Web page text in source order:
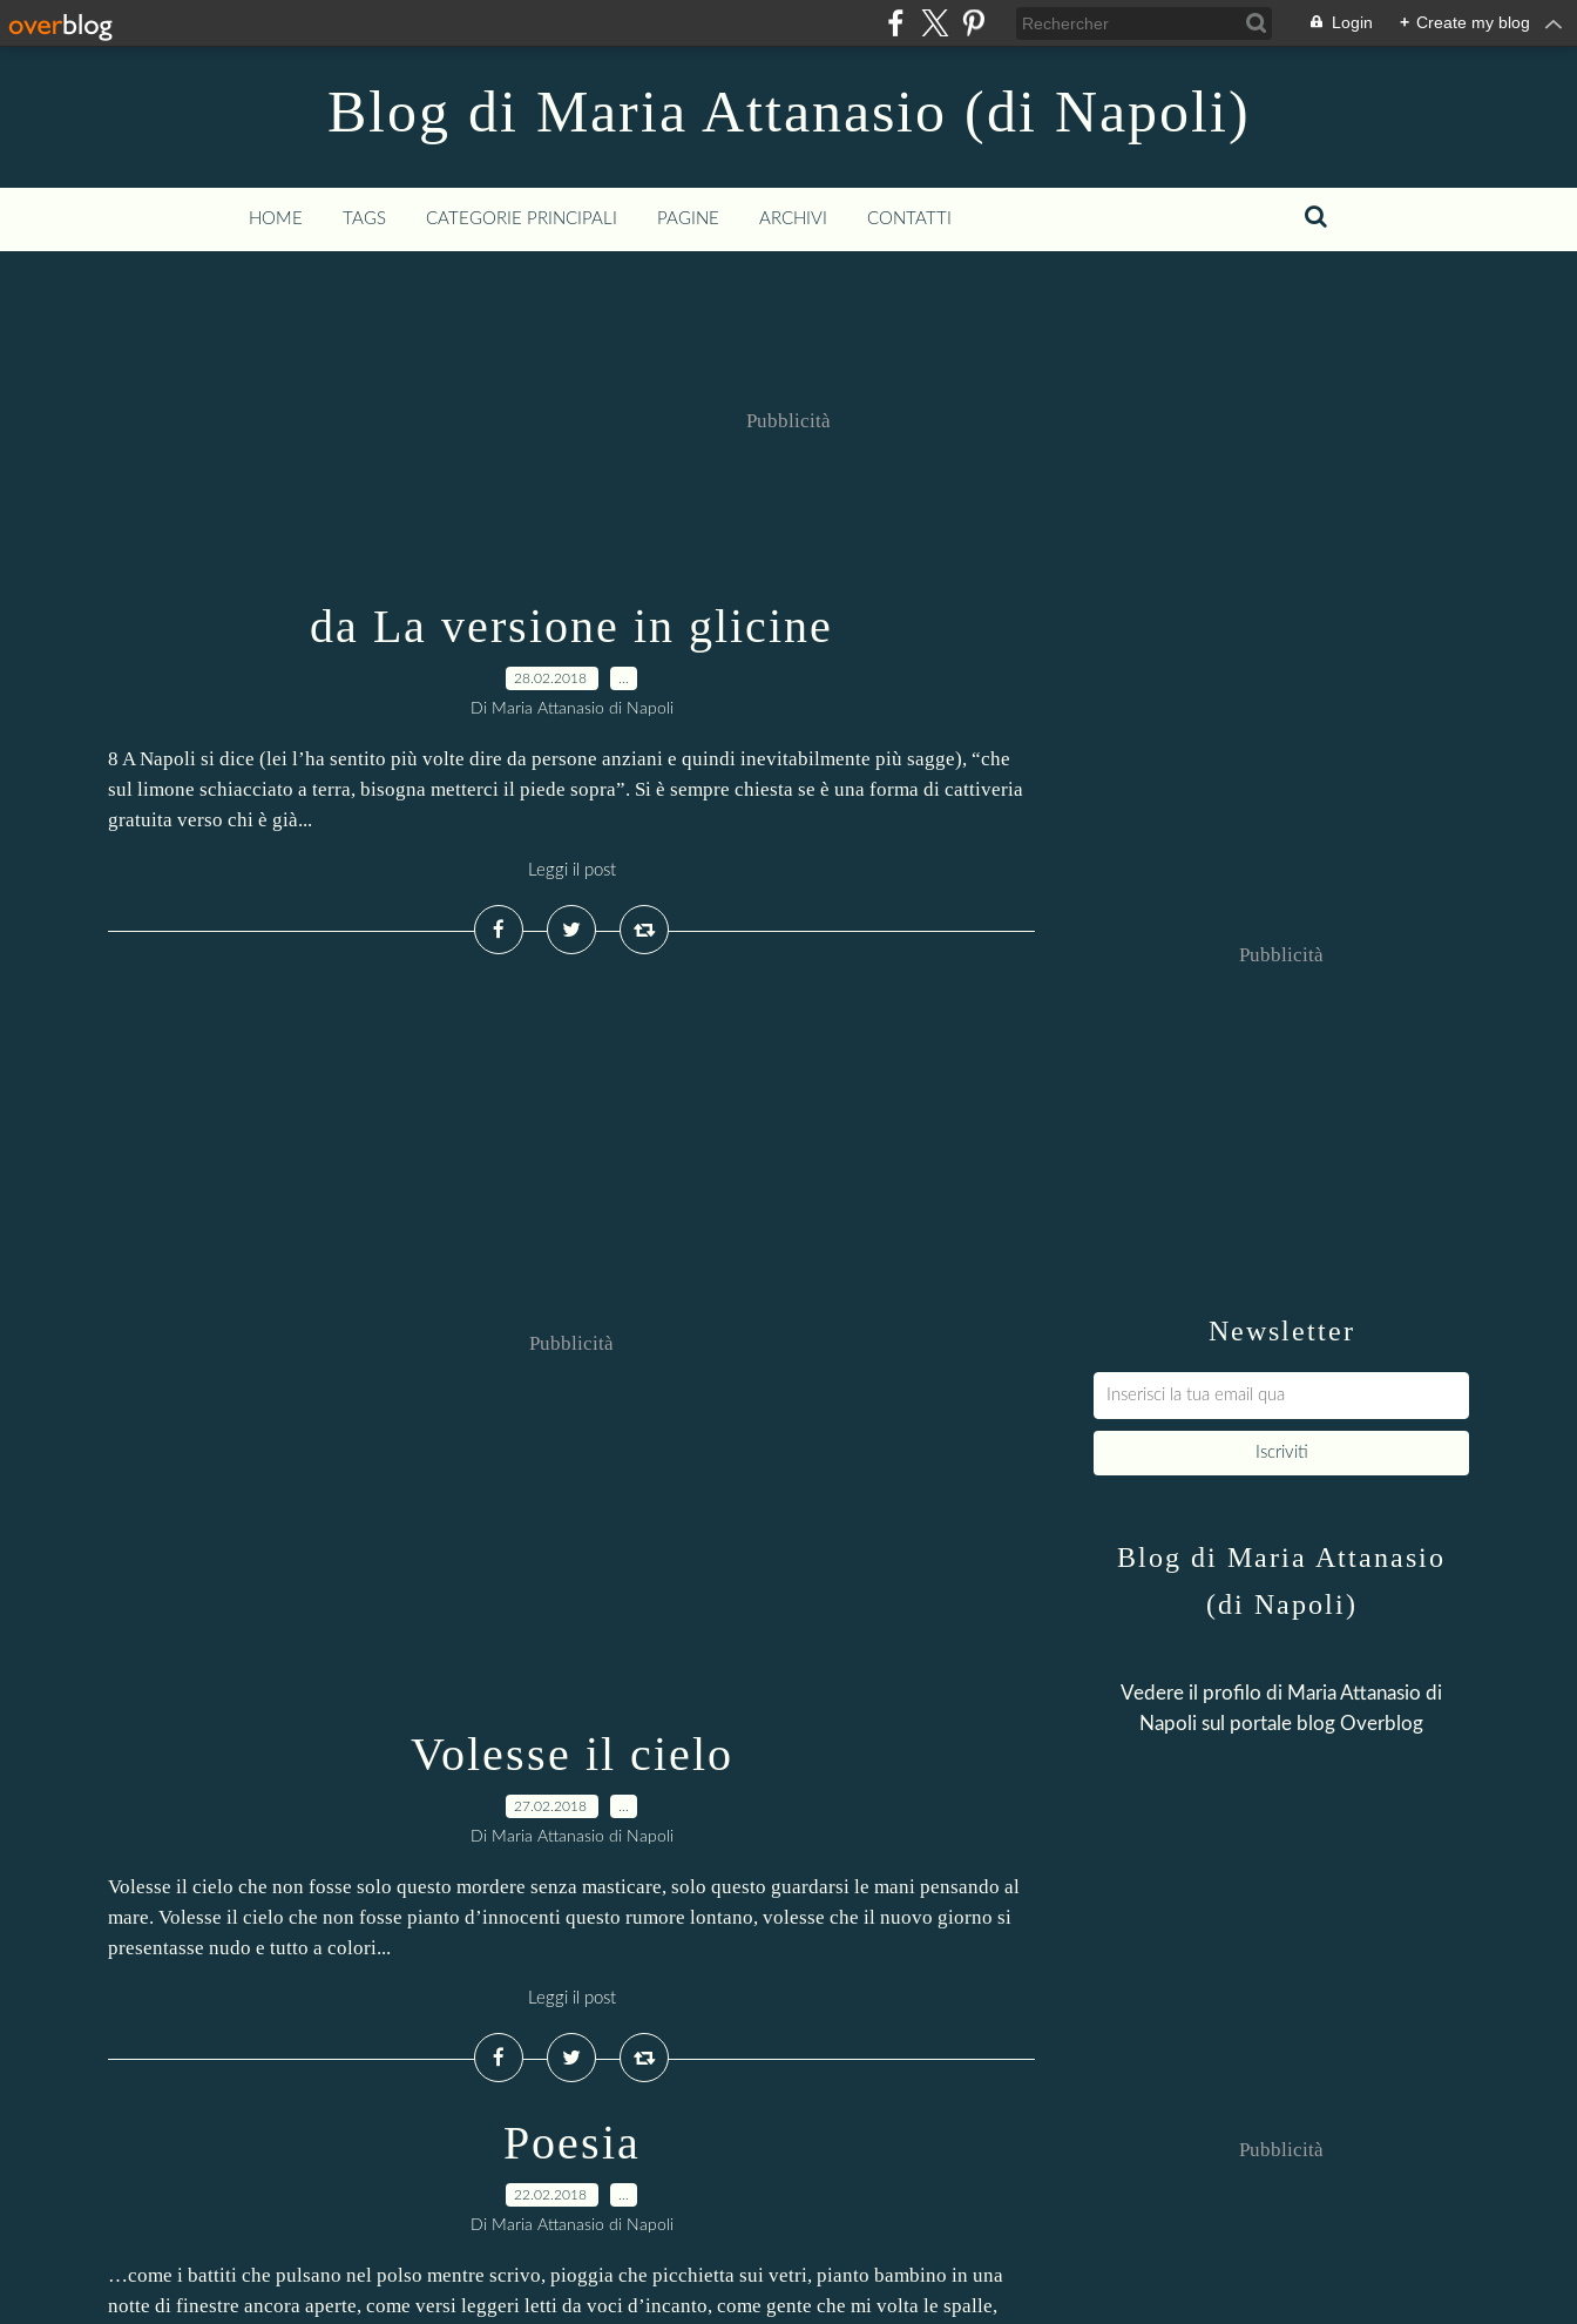
Login + Create my blog
Blog di Maria Attanasio (di Napoli)
HOME TAGS CATEGORIE PRINCIPALI PAGINE ARCHIVI CONTATTI
Pubblicità
da La versione in glicine
28.02.2018
Di Maria Attanasio di Napoli
8 A Napoli si dice (lei l’ha sentito più volte dire da persone anziani e quindi inevitabilmente più sagge), “che
sul limone schiacciato a terra, bisogna metterci il piede sopra”. Si è sempre chiesta se è una forma di cattiveria
gratuita verso chi è già...
Leggi il post
Pubblicità
Volesse il cielo
27.02.2018
Di Maria Attanasio di Napoli
Volesse il cielo che non fosse solo questo mordere senza masticare, solo questo guardarsi le mani pensando al
mare. Volesse il cielo che non fosse pianto d’innocenti questo rumore lontano, volesse che il nuovo giorno si
presentasse nudo e tutto a colori...
Leggi il post
Poesia
22.02.2018
Di Maria Attanasio di Napoli
…come i battiti che pulsano nel polso mentre scrivo, pioggia che picchietta sui vetri, pianto bambino in una
notte di finestre ancora aperte, come versi leggeri letti da voci d’incanto, come gente che mi volta le spalle,
Newsletter
Pubblicità
Blog di Maria Attanasio
(di Napoli)
Vedere il profilo di Maria Attanasio di
Napoli sul portale blog Overblog
Pubblicità